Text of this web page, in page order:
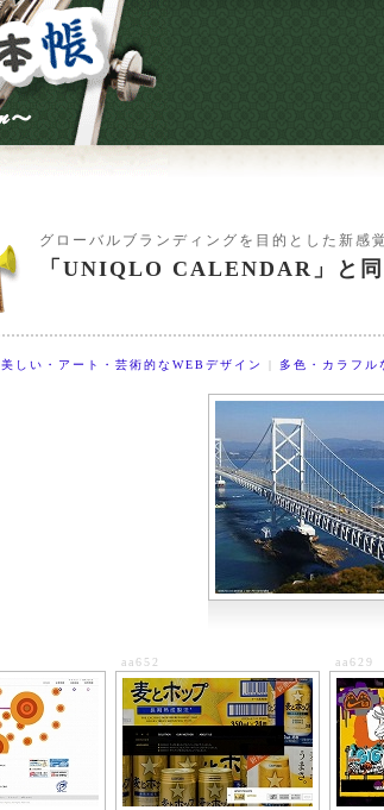
グローバルブランディングを目的とした新感
「UNIQLO CALENDAR」と
美しい・アート・芸術的なWEBデザイン | 多色・カラフル
aa652 aa629